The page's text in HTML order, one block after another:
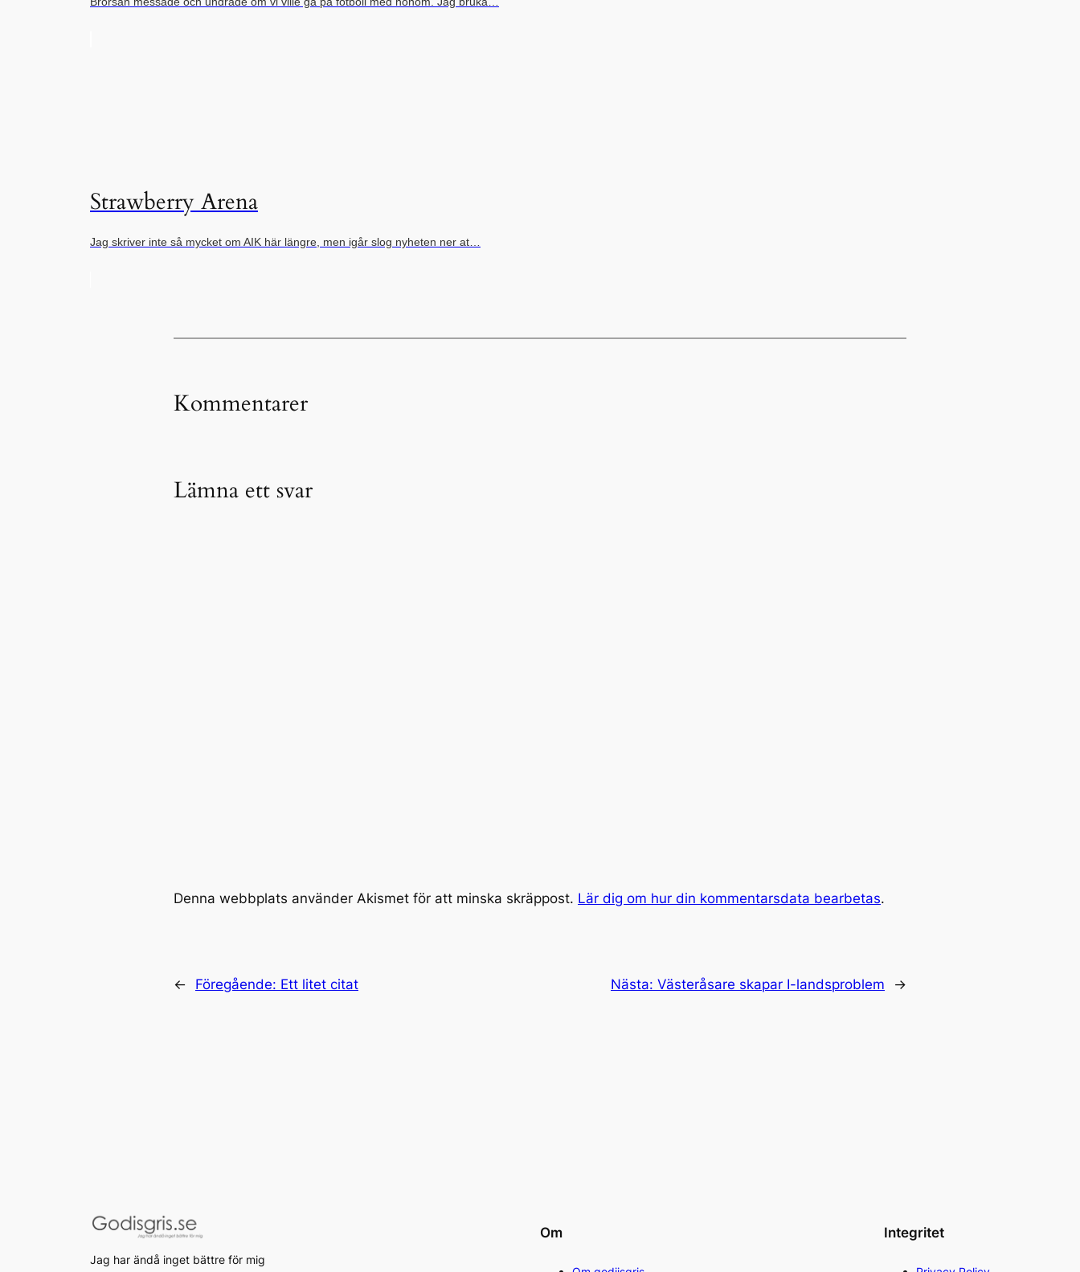
Strawberry Arena
Jag skriver inte så mycket om AIK här längre, men igår slog nyheten ner at…
Kommentarer
Lämna ett svar
Denna webbplats använder Akismet för att minska skräppost. Lär dig om hur din kommentarsdata bearbetas.
← Föregående: Ett litet citat Nästa: Västeråsare skapar I-landsproblem →
Jag har ändå inget bättre för mig
Om Integritet